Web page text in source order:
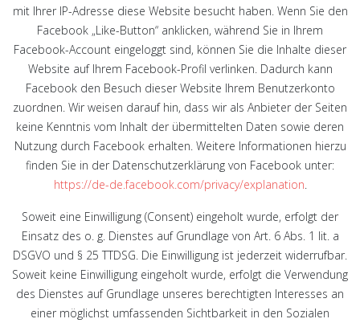
mit Ihrer IP-Adresse diese Website besucht haben. Wenn Sie den
Facebook „Like-Button“ anklicken, während Sie in Ihrem
Facebook-Account eingeloggt sind, können Sie die Inhalte dieser
Website auf Ihrem Facebook-Profil verlinken. Dadurch kann
Facebook den Besuch dieser Website Ihrem Benutzerkonto
zuordnen. Wir weisen darauf hin, dass wir als Anbieter der Seiten
keine Kenntnis vom Inhalt der übermittelten Daten sowie deren
Nutzung durch Facebook erhalten. Weitere Informationen hierzu
finden Sie in der Datenschutzerklärung von Facebook unter:
https://de-de.facebook.com/privacy/explanation.
Soweit eine Einwilligung (Consent) eingeholt wurde, erfolgt der
Einsatz des o. g. Dienstes auf Grundlage von Art. 6 Abs. 1 lit. a
DSGVO und § 25 TTDSG. Die Einwilligung ist jederzeit widerrufbar.
Soweit keine Einwilligung eingeholt wurde, erfolgt die Verwendung
des Dienstes auf Grundlage unseres berechtigten Interesses an
einer möglichst umfassenden Sichtbarkeit in den Sozialen